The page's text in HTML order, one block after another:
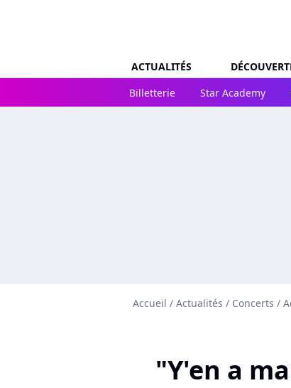
ACTUALITÉS
Billetterie
Star Academy
Accueil / Actualités / Concerts /
"Y'en a